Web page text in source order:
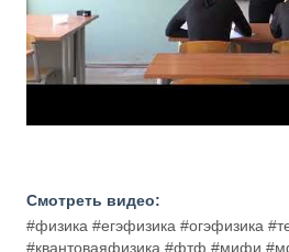
Смотреть видео:
#физика #егэфизика #огэфизика
#квантоваяфизика #фтф #мифи